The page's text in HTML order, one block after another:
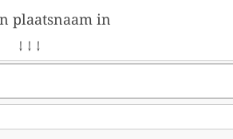
plaatsnaam in
↓ ↓ ↓